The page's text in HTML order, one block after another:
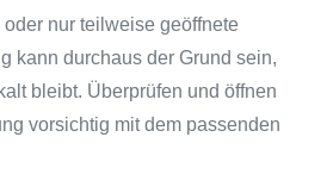
nur teilweise geöffnete
kann durchaus der Grund sein,
bleibt. Überprüfen und öffnen
vorsichtig mit dem passenden